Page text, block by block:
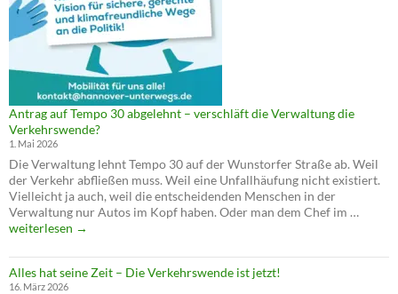
Antrag auf Tempo 30 abgelehnt – verschläft die Verwaltung die
Verkehrswende?
1. Mai 2026
Die Verwaltung lehnt Tempo 30 auf der Wunstorfer Straße ab. Weil
der Verkehr abfließen muss. Weil eine Unfallhäufung nicht existiert.
Vielleicht ja auch, weil die entscheidenden Menschen in der
Verwaltung nur Autos im Kopf haben. Oder man dem Chef im …
30
weiterlesen →
Alles hat seine Zeit – Die Verkehrswende ist jetzt!
16. März 2026